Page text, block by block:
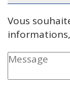
Vous